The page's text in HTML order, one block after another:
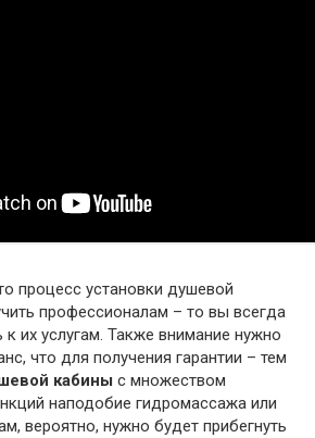
процесс установки душевой
профессионалам – то вы всегда
к их услугам. Также внимание нужно
что для получения гарантии – тем
кабины с множеством
наподобие гидромассажа или
вероятно, нужно будет прибегнуть